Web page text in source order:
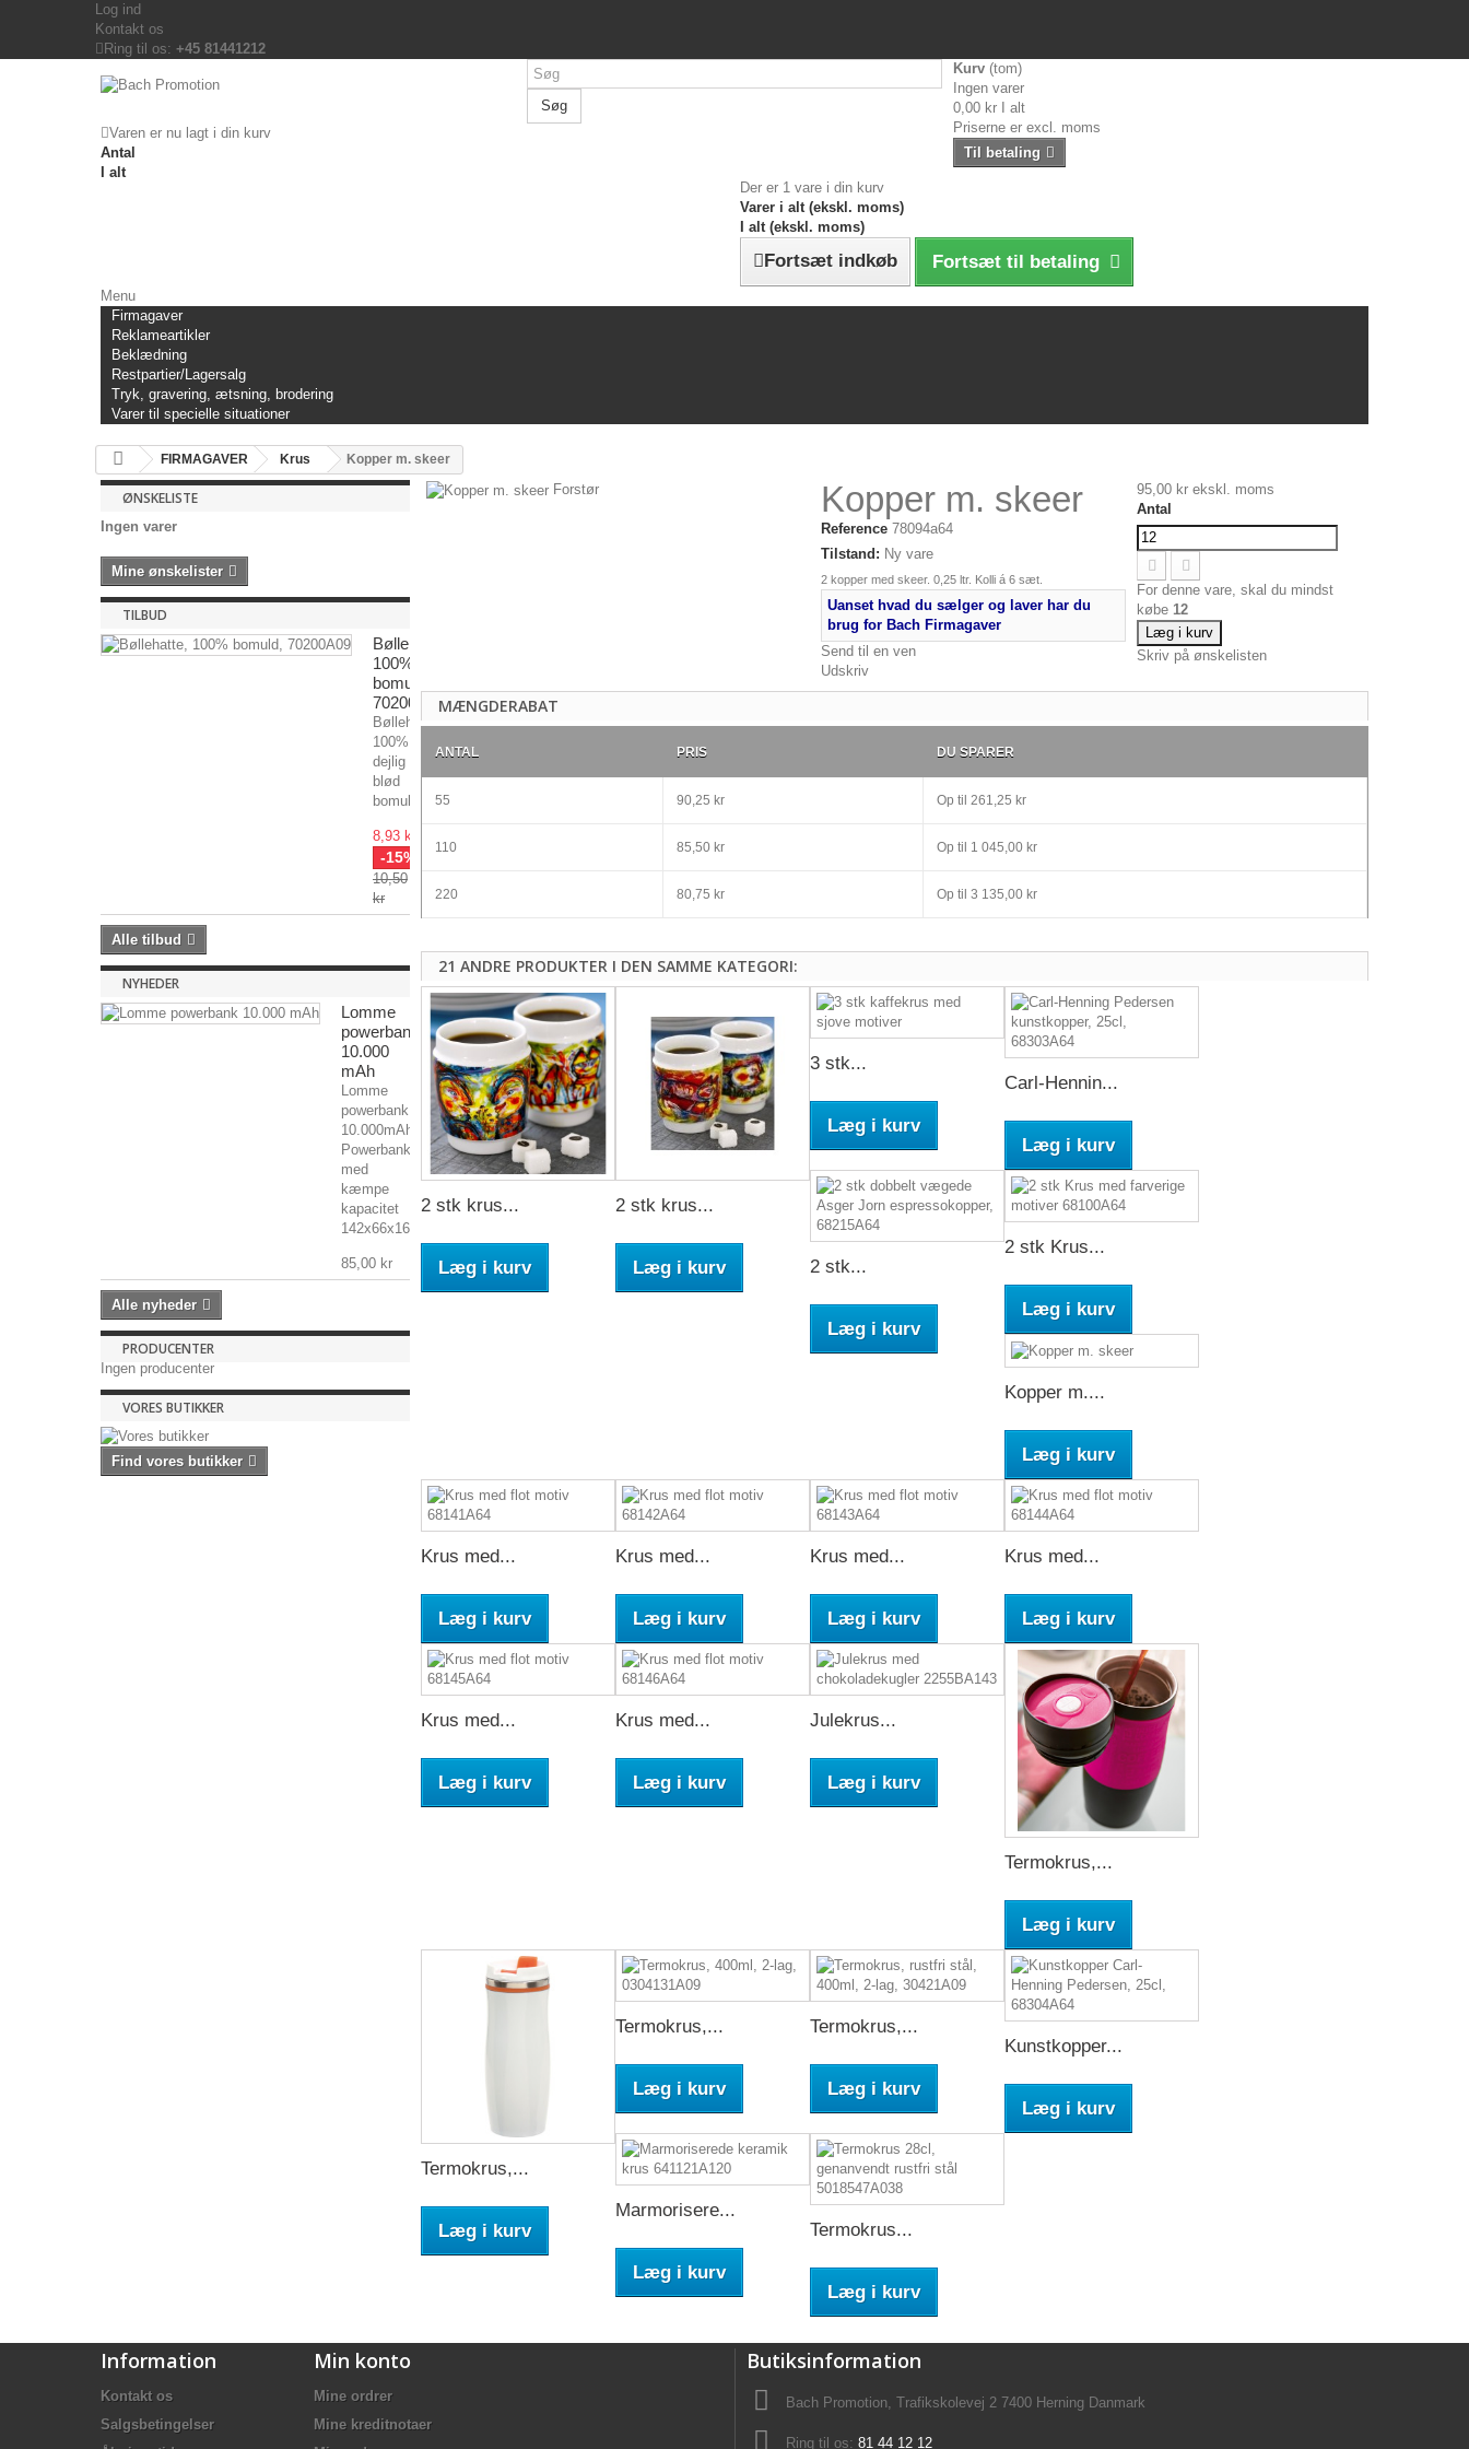
Log ind
Kontakt os
Ring til os: +45 81441212
Søg
Kurv (tom)
Ingen varer
0,00 kr
I alt
Priserne er excl. moms
Til betaling
Varen er nu lagt i din kurv
Antal
I alt
Der er 1 vare i din kurv
Varer i alt (ekskl. moms)
I alt (ekskl. moms)
Fortsæt indkøb Fortsæt til betaling
Menu
Firmagaver
Reklameartikler
Beklædning
Restpartier/Lagersalg
Tryk, gravering, ætsning, brodering
Varer til specielle situationer
FIRMAGAVER Krus Kopper m. skeer
ØNSKELISTE
Ingen varer
Mine ønskelister
TILBUD
Bøllehatte,
100%
bomuld,
70200A009
Bøllehatte,
100%
dejlig
blød
bomuld....
8,93 kr
-15%
10,50
kr
Alle tilbud
NYHEDER
Lomme
powerbank
10.000
mAh
Lomme
powerbank
10.000mAh
Powerbank
med
kæmpe
kapacitet
142x66x16mm,...
85,00 kr
Alle nyheder
PRODUCENTER
Ingen producenter
VORES BUTIKKER
Find vores butikker
Forstør Kopper m. skeer
Reference 78094a64
Tilstand: Ny vare
2 kopper med skeer. 0,25 ltr. Kolli á 6 sæt.
Uanset hvad du sælger og laver har du
brug for Bach Firmagaver
Send til en ven
Udskriv
95,00 kr ekskl. moms
Antal
For denne vare, skal du mindst
købe12
Læg i kurv
Skriv på ønskelisten
MÆNGDERABAT
ANTAL PRIS DU SPARER
55 90,25 kr Op til 261,25 kr
110 85,50 kr Op til 1 045,00 kr
220 80,75 kr Op til 3 135,00 kr
21 ANDRE PRODUKTER I DEN SAMME KATEGORI:
2 stk krus...
Læg i kurv
2 stk krus...
Læg i kurv
3 stk...
Læg i kurv
Carl-Hennin...
Læg i kurv
2 stk...
Læg i kurv
2 stk Krus...
Læg i kurv
Kopper m....
Læg i kurv
Krus med...
Læg i kurv
Krus med...
Læg i kurv
Krus med...
Læg i kurv
Krus med...
Læg i kurv
Krus med...
Læg i kurv
Krus med...
Læg i kurv
Julekrus...
Læg i kurv
Termokrus,...
Læg i kurv
Termokrus,...
Læg i kurv
Termokrus,...
Læg i kurv
Termokrus,...
Læg i kurv
Kunstkopper...
Læg i kurv
Marmorisere...
Læg i kurv
Termokrus...
Læg i kurv
Information
Kontakt os
Salgsbetingelser
Min konto
Mine ordrer
Mine kreditnotaer
Butiksinformation
Bach Promotion, Trafikskolevej 2 7400 Herning Danmark
Ring til os: 81 44 12 12